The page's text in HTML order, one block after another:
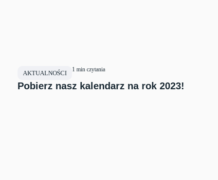
AKTUALNOŚCI 1 min czytania
Pobierz nasz kalendarz na rok 2023!